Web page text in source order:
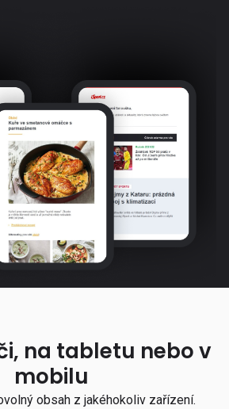
na tabletu nebo v
mobilu
obsah z jakéhokoliv zařízení.